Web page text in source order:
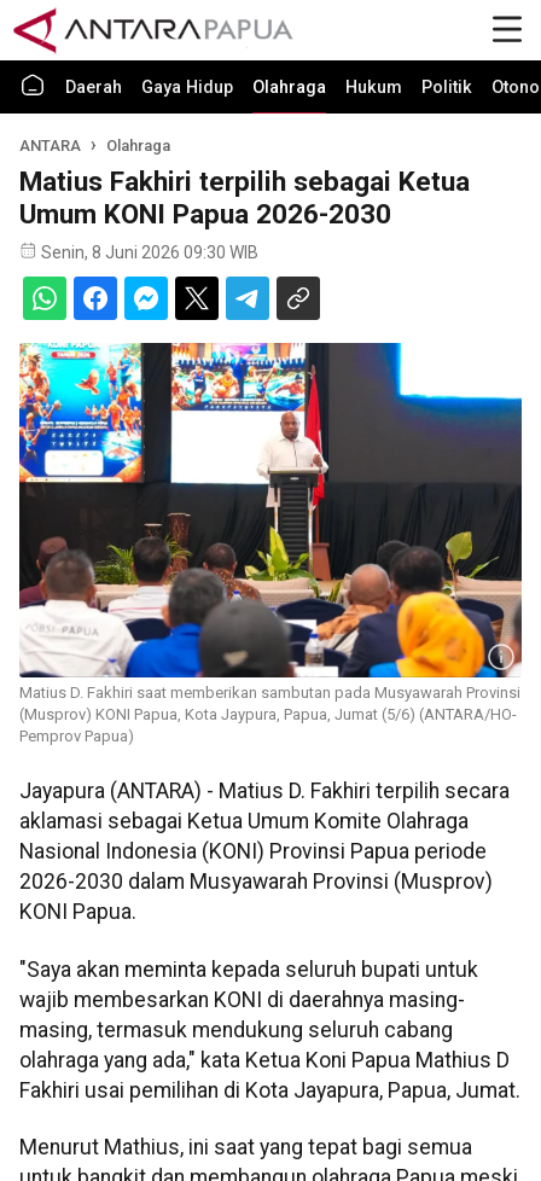
Daerah Gaya Hidup Olahraga Hukum Politik
ANTARA Olahraga
Matius Fakhiri terpilih sebagai Ketua
Umum KONI Papua 2026-2030
Senin, 8 Juni 2026 09:30 WIB
Matius D. Fakhiri saat memberikan sambutan pada Musyawarah Provinsi
(Musprov) KONI Papua, Kota Jaypura, Papua, Jumat (5/6) (ANTARA/HO-
Pemprov Papua)
Jayapura (ANTARA) - Matius D. Fakhiri terpilih secara
aklamasi sebagai Ketua Umum Komite Olahraga
Nasional Indonesia (KONI) Provinsi Papua periode
2026-2030 dalam Musyawarah Provinsi (Musprov)
KONI Papua.
"Saya akan meminta kepada seluruh bupati untuk
wajib membesarkan KONI di daerahnya masing-
masing, termasuk mendukung seluruh cabang
olahraga yang ada," kata Ketua Koni Papua Mathius D
Fakhiri usai pemilihan di Kota Jayapura, Papua, Jumat.
Menurut Mathius, ini saat yang tepat bagi semua